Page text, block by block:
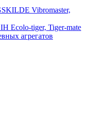
Vibromaster,
Ecolo-tiger, Tiger-mate
агрегатов